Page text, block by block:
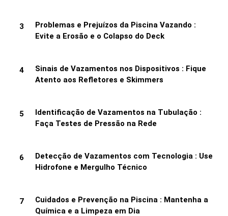
SOCIAIS
Problemas e Prejuízos da Piscina Vazando :
Evite a Erosão e o Colapso do Deck
Sinais de Vazamentos nos Dispositivos : Fique
Atento aos Refletores e Skimmers
Identificação de Vazamentos na Tubulação :
Faça Testes de Pressão na Rede
Detecção de Vazamentos com Tecnologia : Use
Hidrofone e Mergulho Técnico
Cuidados e Prevenção na Piscina : Mantenha a
Química e a Limpeza em Dia